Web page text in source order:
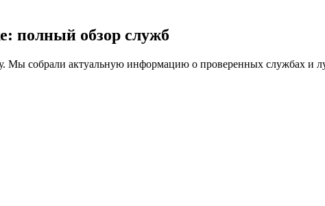
полный обзор служб
собрали актуальную информацию о проверенных службах и